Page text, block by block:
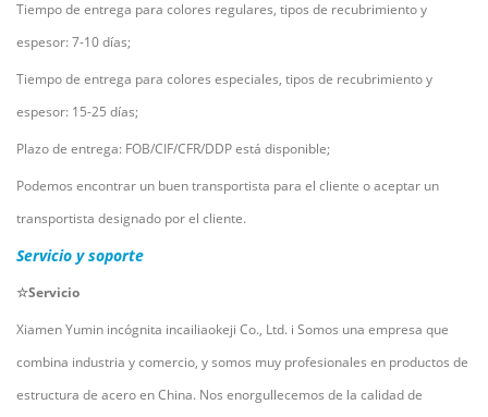
Tiempo de entrega para colores regulares, tipos de recubrimiento y
espesor: 7-10 días;
Tiempo de entrega para colores especiales, tipos de recubrimiento y
espesor: 15-25 días;
Plazo de entrega: FOB/CIF/CFR/DDP está disponible;
Podemos encontrar un buen transportista para el cliente o aceptar un
transportista designado por el cliente.
Servicio y soporte
☆Servicio
Xiamen Yumin incógnita incailiaokeji Co., Ltd. i Somos una empresa que
combina industria y comercio, y somos muy profesionales en productos de
estructura de acero en China. Nos enorgullecemos de la calidad de